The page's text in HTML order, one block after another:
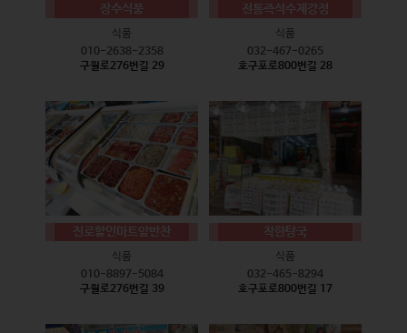
장수식품
식품
010-2638-2358
구월로276번길 29
전통즉석수제강정
식품
032-467-0265
호구포로800번길 28
진로할인마트앞반찬
식품
010-8897-5084
구월로276번길 39
착한탕국
식품
032-465-8294
호구포로800번길 17